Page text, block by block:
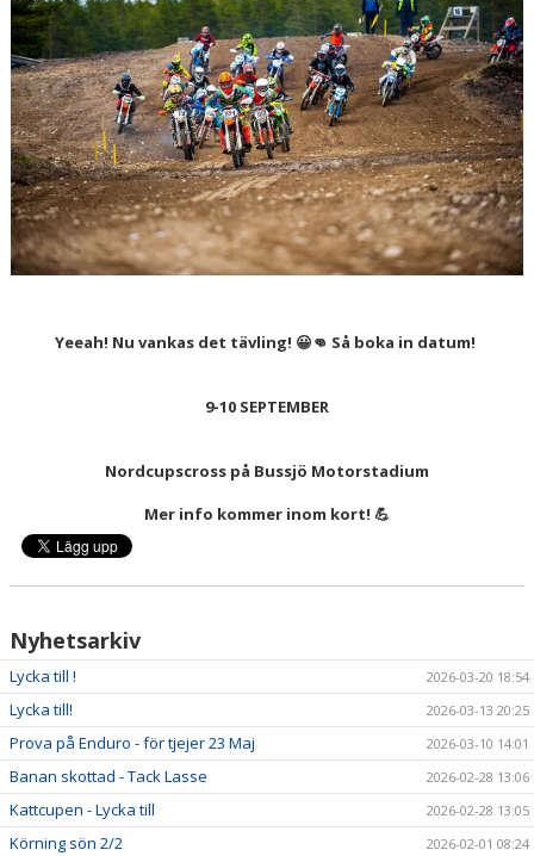
Yeeah! Nu vankas det tävling! 😀👊 Så boka in datum!
9-10 SEPTEMBER
Nordcupscross på Bussjö Motorstadium
Mer info kommer inom kort! 💪
Nyhetsarkiv
Lycka till ! 2026-03-20 18:54
Lycka till! 2026-03-13 20:25
Prova på Enduro - för tjejer 23 Maj 2026-03-10 14:01
Banan skottad - Tack Lasse 2026-02-28 13:06
Kattcupen - Lycka till 2026-02-28 13:05
Körning sön 2/2 2026-02-01 08:24